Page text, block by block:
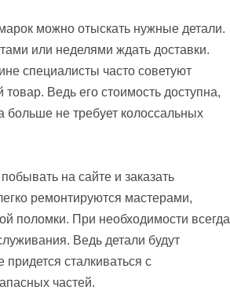
можно отыскать нужные детали.
или неделями ждать доставки.
специалисты часто советуют
Ведь его стоимость доступна,
больше не требует колоссальных
на сайте и заказать
ремонтируются мастерами,
поломки. При необходимости всегда
Ведь детали будут
сталкиваться с
частей.